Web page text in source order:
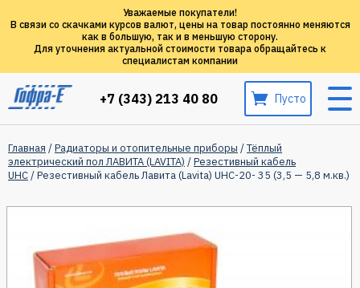
Уважаемые покупатели!
В связи со скачками курсов валют, цены на товар постоянно меняются
как в большую, так и в меньшую сторону.
Для уточнения актуальной стоимости товара обращайтесь к
специалистам компании
+7 (343) 213 40 80 Пусто
Главная /Радиаторы и отопительные приборы /Тёплый
электрический пол ЛАВИТА (LAVITA) /Резестивный кабель
UHC/ Резестивный кабель Лавита (Lavita) UHC-20- 35 (3,5 — 5,8 м.кв.)